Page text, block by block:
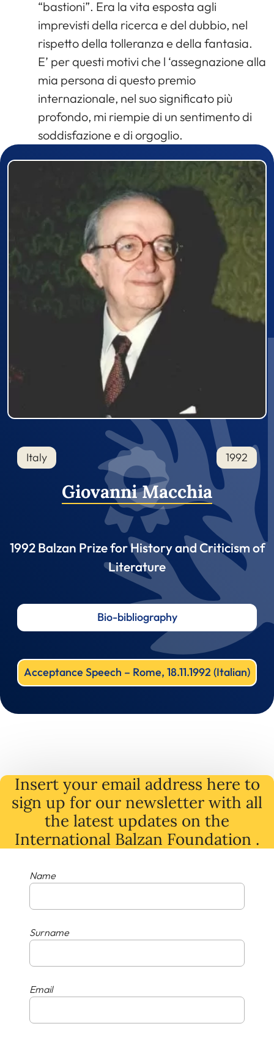
“bastioni”. Era la vita esposta agli
imprevisti della ricerca e del dubbio, nel
rispetto della tolleranza e della fantasia.
E’ per questi motivi che l ‘assegnazione alla
mia persona di questo premio
internazionale, nel suo significato più
profondo, mi riempie di un sentimento di
soddisfazione e di orgoglio.
Prizewinner detail
Italy 1992
Giovanni Macchia
1992 Balzan Prize for History and Criticism of
Literature
Bio-bibliography
Acceptance Speech – Rome, 18.11.1992 (Italian)
Insert your email address here to
sign up for our newsletter with all
the latest updates on the
International Balzan Foundation .
Name
Surname
Email